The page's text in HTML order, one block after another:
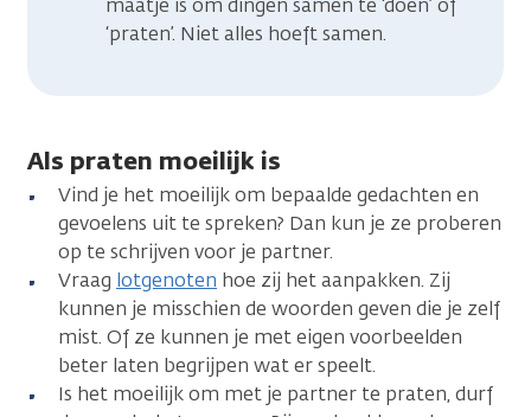
‘praten’. Niet alles hoeft samen.
Als praten moeilijk is
Vind je het moeilijk om bepaalde gedachten en
gevoelens uit te spreken? Dan kun je ze proberen
op te schrijven voor je partner.
Vraag lotgenoten hoe zij het aanpakken. Zij
kunnen je misschien de woorden geven die je zelf
mist. Of ze kunnen je met eigen voorbeelden
beter laten begrijpen wat er speelt.
Is het moeilijk om met je partner te praten, durf